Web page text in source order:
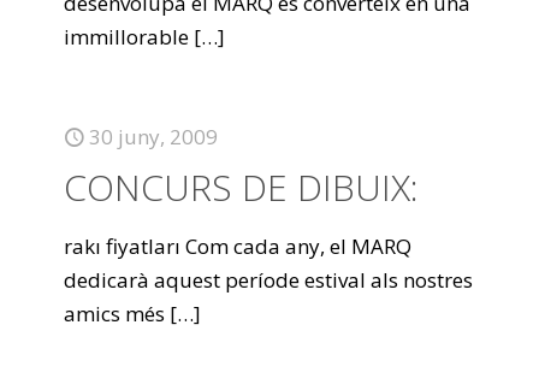
immillorable […]
30 juny, 2009
CONCURS DE DIBUIX:
rakı fiyatları Com cada any, el MARQ
dedicarà aquest període estival als nostres
amics més […]